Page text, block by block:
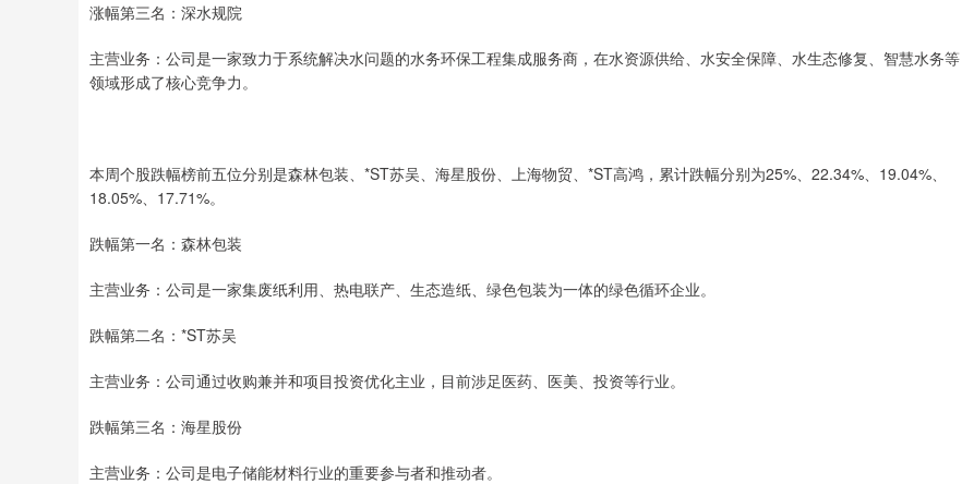
涨幅第三名：深水规院
主营业务：公司是一家致力于系统解决水问题的水务环保工程集成服务商，在水资源供给、水安全保障、水生态修复、智慧水务等
领域形成了核心竞争力。
本周个股跌幅榜前五位分别是森林包装、*ST苏吴、海星股份、上海物贸、*ST高鸿，累计跌幅分别为25%、22.34%、19.04%、
18.05%、17.71%。
跌幅第一名：森林包装
主营业务：公司是一家集废纸利用、热电联产、生态造纸、绿色包装为一体的绿色循环企业。
跌幅第二名：*ST苏吴
主营业务：公司通过收购兼并和项目投资优化主业，目前涉足医药、医美、投资等行业。
跌幅第三名：海星股份
主营业务：公司是电子储能材料行业的重要参与者和推动者。